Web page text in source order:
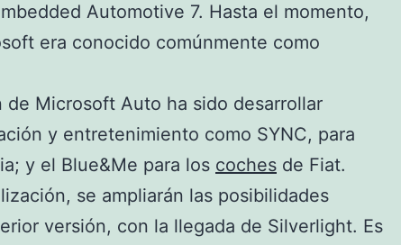
Automotive 7. Hasta el momento,
era conocido comúnmente como
de Microsoft Auto ha sido desarrollar
y entretenimiento como SYNC, para
y el Blue&Me para los coches de Fiat.
se ampliarán las posibilidades
versión, con la llegada de Silverlight. Es